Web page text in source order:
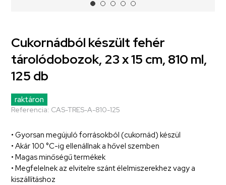
Cukornádból készült fehér
tárolódobozok, 23 x 15 cm, 810 ml,
125 db
raktáron
Referencia: CAS-TRES-A-810-125
• Gyorsan megújuló forrásokból (cukornád) készül
• Akár 100 °C-ig ellenállnak a hővel szemben
• Magas minőségű termékek
• Megfelelnek az elvitelre szánt élelmiszerekhez vagy a
kiszállításhoz